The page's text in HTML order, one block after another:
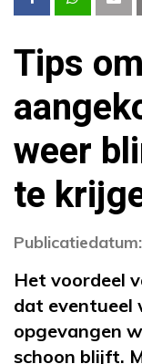
Tips
weer
te
Het voordeel
dat eventueel
opgevangen
schoon blijft.